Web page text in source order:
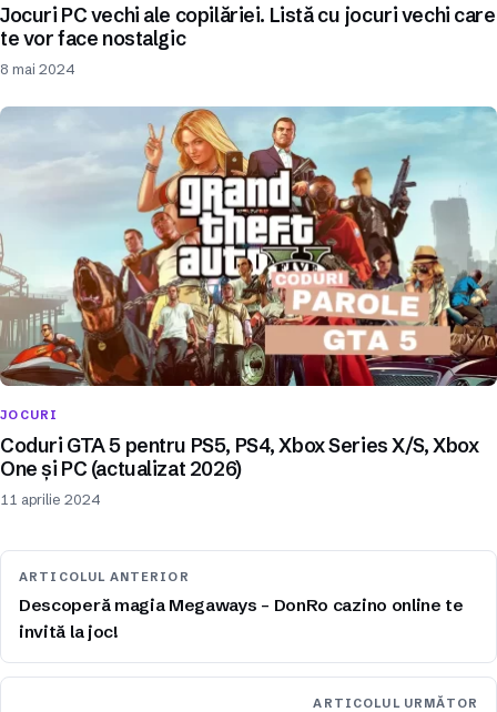
Jocuri PC vechi ale copilăriei. Listă cu jocuri vechi care
te vor face nostalgic
8 mai 2024
JOCURI
Coduri GTA 5 pentru PS5, PS4, Xbox Series X/S, Xbox
One și PC (actualizat 2026)
11 aprilie 2024
ARTICOLUL ANTERIOR
Descoperă magia Megaways – DonRo cazino online te
invită la joc!
ARTICOLUL URMĂTOR